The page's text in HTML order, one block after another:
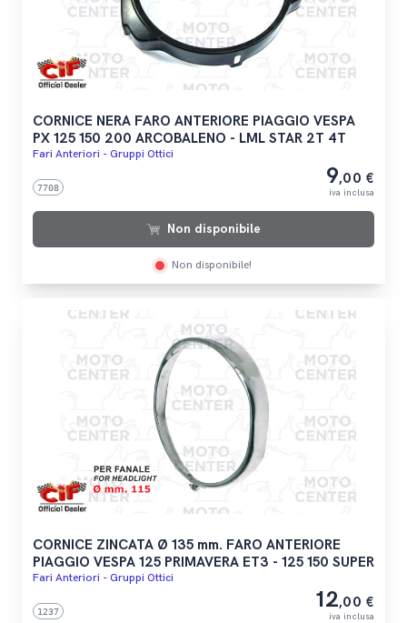
CORNICE NERA FARO ANTERIORE PIAGGIO VESPA
PX 125 150 200 ARCOBALENO - LML STAR 2T 4T
Fari Anteriori - Gruppi Ottici
7708 9,00 €
iva inclusa
Non disponibile
Non disponibile!
CORNICE ZINCATA Ø 135 mm. FARO ANTERIORE
PIAGGIO VESPA 125 PRIMAVERA ET3 - 125 150 SUPER
Fari Anteriori - Gruppi Ottici
1237 12,00 €
iva inclusa